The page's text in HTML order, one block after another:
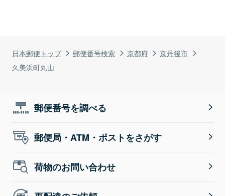
日本郵便トップ 郵便番号検索 京都府
京丹後市
久美浜町丸山
郵便番号を調べる
郵便局・ATM・ポストをさがす
荷物のお問い合わせ